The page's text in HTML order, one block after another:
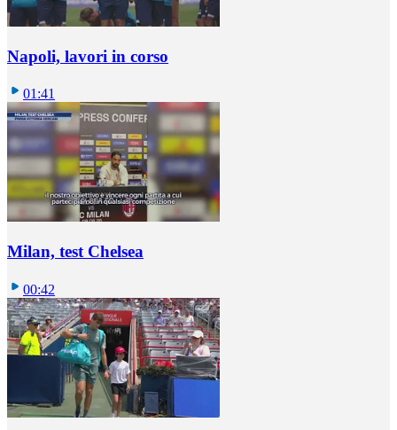
Napoli, lavori in corso
01:41
Milan, test Chelsea
00:42